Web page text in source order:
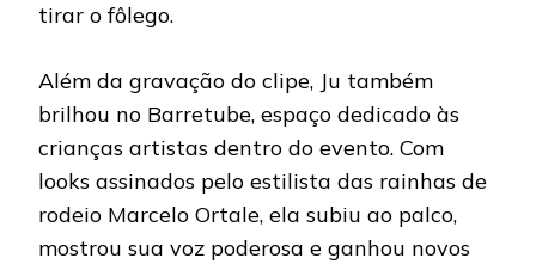
tirar o fôlego.
Além da gravação do clipe, Ju também
brilhou no Barretube, espaço dedicado às
crianças artistas dentro do evento. Com
looks assinados pelo estilista das rainhas de
rodeio Marcelo Ortale, ela subiu ao palco,
mostrou sua voz poderosa e ganhou novos